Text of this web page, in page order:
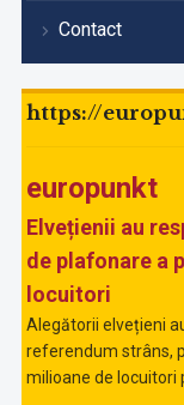
Contact
https://
europunkt
Elvețienii au
de plafonare a
locuitori
Alegătorii elvețieni
referendum strâns,
milioane de locuitori